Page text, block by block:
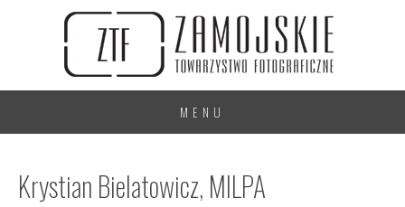
MENU
Krystian Bielatowicz, MILPA